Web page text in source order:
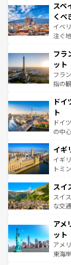
ろん
景な
ピザ
でき
なお
しい。
スペ
くべ
イベ
注ぐ
文化
れる
る。
アー
せる
ンテ
フラ
ット
フラ
指の
で、
聖堂
から
れ、
香り
らに
も豊
を参
ドイ
ト
ドイ
の中
顔を
ルリ
して
は、お
ドイ
イギ
イギ
トミ
リア
ティ
戦な
ンツ
スイ
スイ
な交
の建
博物
こと
者向
アメ
ット
アメ
東海